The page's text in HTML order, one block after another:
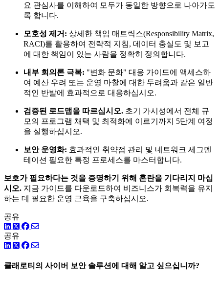
요 관심사를 이해하여 모두가 동일한 방향으로 나아가도
록 합니다.
모호성 제거: 상세한 책임 매트릭스(Responsibility Matrix,
RACI)를 활용하여 전략적 지침, 데이터 충실도 및 보고
에 대한 책임이 있는 사람을 정확히 정의합니다.
내부 회의론 극복: "변화 문화" 대응 가이드에 액세스하
여 예산 우려 또는 운영 마찰에 대한 두려움과 같은 일반
적인 반발에 효과적으로 대응하십시오.
검증된 로드맵을 따르십시오. 초기 가시성에서 전체 규
모의 프로그램 채택 및 최적화에 이르기까지 5단계 여정
을 실행하십시오.
보안 운영화: 효과적인 취약점 관리 및 네트워크 세그멘
테이션 필요한 특정 프로세스를 마스터합니다.
보호가 필요하다는 것을 증명하기 위해 혼란을 기다리지 마십
시오. 지금 가이드를 다운로드하여 비즈니스가 회복력을 유지
하는 데 필요한 운영 근육을 구축하십시오.
공유
링크드인
트위터페이스북
공유
링크드인
트위터페이스북
클래로티의 사이버 보안 솔루션에 대해 알고 싶으십니까?